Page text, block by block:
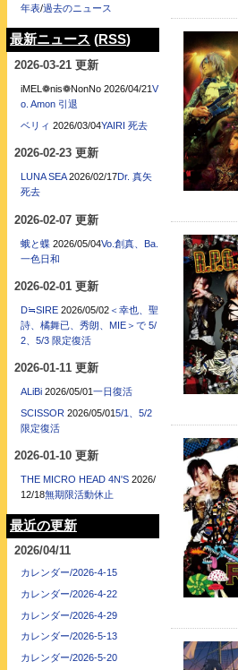
年表/過去のニュース
最新ニュース (RSS)
2026-03-21 更新
iMEL❁nis❁NonNo 2026/04/21 V
o. Amon 引退
ベリィ 2026/03/04YAIRI 死去
2026-02-23 更新
LUNA SEA 2026/02/17Dr. 真矢
死去
2026-02-07 更新
蛾と蝶 2026/05/04Vo.創真、Ba.
一色日和
2026-02-01 更新
D≒SIRE 2026/05/02＜幸也、聖
詩、橘舞已、秀朗、MIE＞で 5/
2、5/3 限定復活
2026-01-11 更新
ALiBi 2026/05/01一日復活
SCISSOR 2026/05/015/1、5/2
限定復活
2026-01-10 更新
THE MICRO HEAD 4N'S 2026/
12/18無期限活動休止
最近の更新
2026/04/11
カレンダー/2026-4-15
カレンダー/2026-4-22
カレンダー/2026-4-29
カレンダー/2026-5-13
カレンダー/2026-5-20